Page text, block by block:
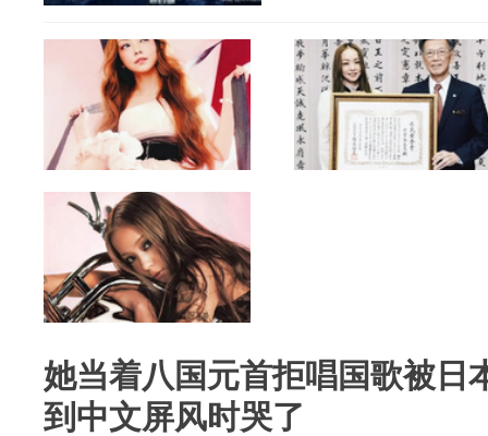
她当着八国元首拒唱国歌被日
到中文屏风时哭了